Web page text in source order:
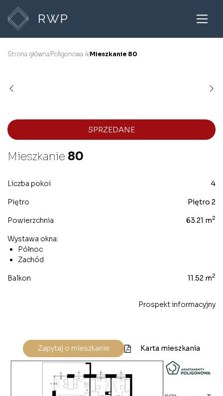
Strona główna/Poligonowa 4/Mieszkanie 80
SPRZEDANE
Mieszkanie 80
Liczba pokoi 4
Piętro Piętro 2
Powierzchnia 63.21 m2
Wystawa okna:
Północ
Zachód
Balkon 11.52 m2
Prospekt informacyjny
Zapytaj o mieszkanie Karta mieszkania